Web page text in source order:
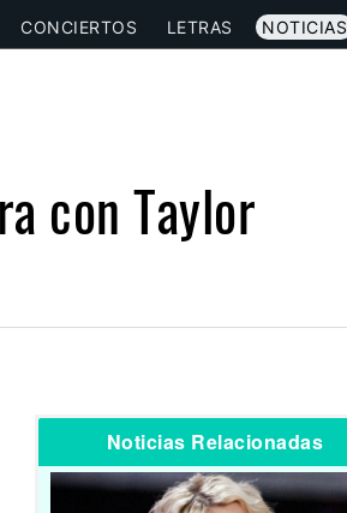
CONCIERTOS LETRAS NOTICIAS
con Taylor
Noticias Relacionadas